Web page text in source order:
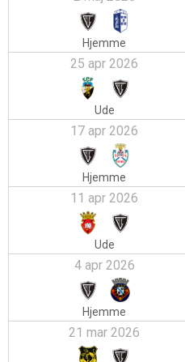
Hjemme
25 apr 2026
Ude
17 apr 2026
Hjemme
11 apr 2026
Ude
4 apr 2026
Hjemme
21 mar 2026